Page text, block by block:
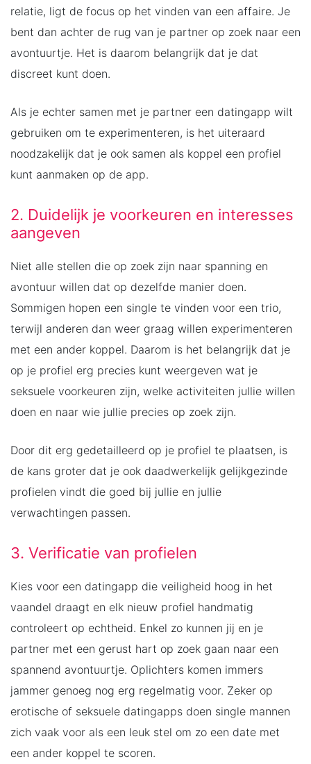
relatie, ligt de focus op het vinden van een affaire. Je
bent dan achter de rug van je partner op zoek naar een
avontuurtje. Het is daarom belangrijk dat je dat
discreet kunt doen.
Als je echter samen met je partner een datingapp wilt
gebruiken om te experimenteren, is het uiteraard
noodzakelijk dat je ook samen als koppel een profiel
kunt aanmaken op de app.
2. Duidelijk je voorkeuren en interesses
aangeven
Niet alle stellen die op zoek zijn naar spanning en
avontuur willen dat op dezelfde manier doen.
Sommigen hopen een single te vinden voor een trio,
terwijl anderen dan weer graag willen experimenteren
met een ander koppel. Daarom is het belangrijk dat je
op je profiel erg precies kunt weergeven wat je
seksuele voorkeuren zijn, welke activiteiten jullie willen
doen en naar wie jullie precies op zoek zijn.
Door dit erg gedetailleerd op je profiel te plaatsen, is
de kans groter dat je ook daadwerkelijk gelijkgezinde
profielen vindt die goed bij jullie en jullie
verwachtingen passen.
3. Verificatie van profielen
Kies voor een datingapp die veiligheid hoog in het
vaandel draagt en elk nieuw profiel handmatig
controleert op echtheid. Enkel zo kunnen jij en je
partner met een gerust hart op zoek gaan naar een
spannend avontuurtje. Oplichters komen immers
jammer genoeg nog erg regelmatig voor. Zeker op
erotische of seksuele datingapps doen single mannen
zich vaak voor als een leuk stel om zo een date met
een ander koppel te scoren.